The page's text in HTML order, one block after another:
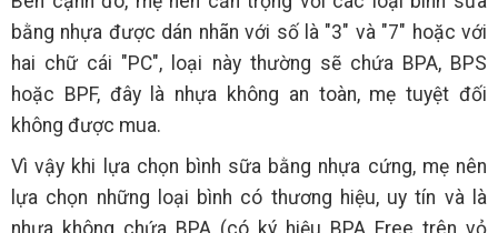
bằng nhựa được dán nhãn với số là "3" và "7" hoặc với
hai chữ cái "PC", loại này thường sẽ chứa BPA, BPS
hoặc BPF, đây là nhựa không an toàn, mẹ tuyệt đối
không được mua.
Vì vậy khi lựa chọn bình sữa bằng nhựa cứng, mẹ nên
lựa chọn những loại bình có thương hiệu, uy tín và là
nhựa không chứa BPA (có ký hiệu BPA Free trên vỏ